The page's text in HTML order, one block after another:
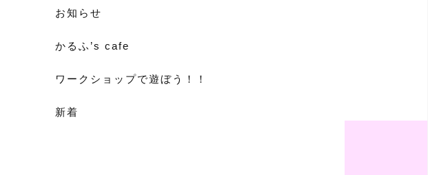
お知らせ
かるふ’s cafe
ワークショップで遊ぼう！！
新着